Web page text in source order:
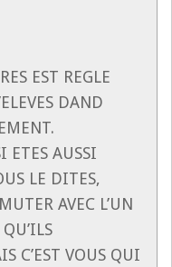
EST REGLE
DAND
ETES AUSSI
LE DITES,
AVEC L’UN
C’EST VOUS QUI